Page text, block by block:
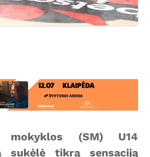
mokyklos (SM) U14
sukėlė tikrą sensaciją